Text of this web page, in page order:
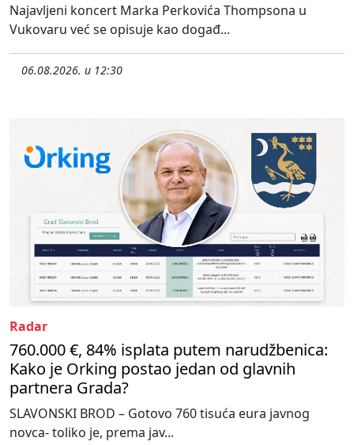
Najavljeni koncert Marka Perkovića Thompsona u
Vukovaru već se opisuje kao događ...
06.08.2026. u 12:30
Radar
760.000 €, 84% isplata putem narudžbenica:
Kako je Orking postao jedan od glavnih
partnera Grada?
SLAVONSKI BROD – Gotovo 760 tisuća eura javnog
novca- toliko je, prema jav...